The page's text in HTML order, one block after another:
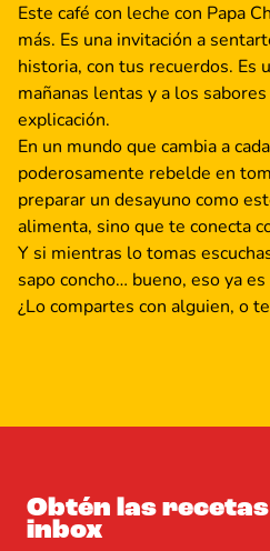
Este café con leche con Papa
más. Es una invitación a
historia, con tus recuerdos. Es
mañanas lentas y a los
explicación.
En un mundo que cambia a
poderosamente rebelde en
preparar un desayuno como
alimenta, sino que te conecta
Y si mientras lo tomas
sapo concho… bueno, eso ya
¿Lo compartes con alguien, o
Obtén las
inbox